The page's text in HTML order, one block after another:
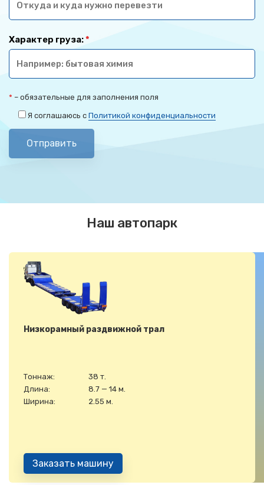
Характер груза:*
* – обязательные для заполнения поля
Я соглашаюсь с Политикой конфиденциальности
Отправить
Наш автопарк
Низкорамный раздвижной трал
Тоннаж:
38 т.
Длина:
8.7 — 14 м.
Ширина:
2.55 м.
Заказать машину